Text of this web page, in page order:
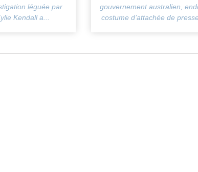
léguée par
Kendall a...
gouvernement australien,
costume d’attachée de